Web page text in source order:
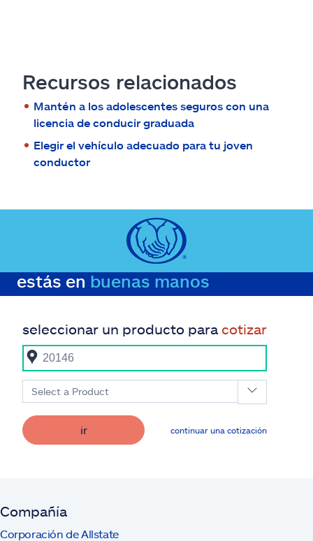
Recursos relacionados
Mantén a los adolescentes seguros con una
licencia de conducir graduada
Elegir el vehículo adecuado para tu joven
conductor
estás en buenas manos
seleccionar un producto para cotizar
Select a Product
ir continuar una cotización
Compañía
Corporación de Allstate